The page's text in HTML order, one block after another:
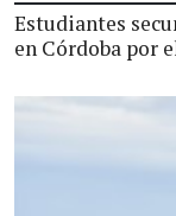
Estudiantes
en Córdoba por